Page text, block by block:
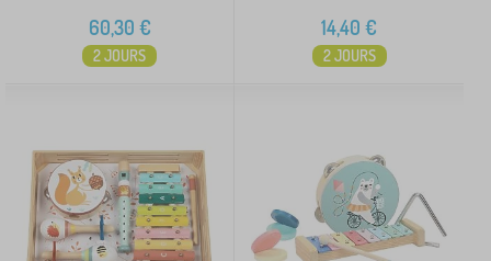
60,30 €
2 JOURS
14,40 €
2 JOURS